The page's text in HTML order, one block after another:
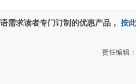
需求读者专门订制的优惠产品， 按
责任编辑